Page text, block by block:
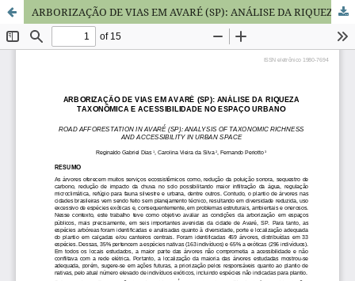
ARBORIZAÇÃO DE VIAS EM AVARÉ (SP): ANÁLISE DA RIQUEZA TAXONÔMICA E ACESSIBILIDADE NO ESPAÇO URBANO